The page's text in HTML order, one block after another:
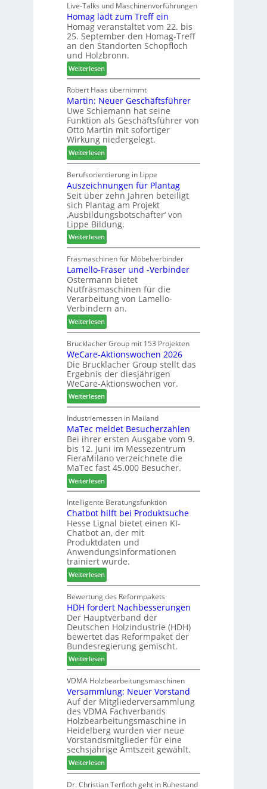
e
n
a
u
s
f
ü
r
W
e
m
h
n
e
r
c
h
e
n
s
t
a
u
r
a
u
m
-
S
o
r
t
i
m
e
n
t
Live-Talks und Maschinenvorführungen
Homag lädt zum Treff ein
Homag veranstaltet vom 22. bis
25. September den Homag-Treff
an den Standorten Schopfloch
und Holzbronn.
Weiterlesen:
H
o
m
a
g
l
ä
d
t
z
u
m
T
r
e
f
f
e
i
n
Robert Haas übernimmt
Martin: Neuer Geschäftsführer
Uwe Schiemann hat seine
Funktion als Geschäftsführer von
Otto Martin mit sofortiger
Wirkung niedergelegt.
Weiterlesen:
M
a
r
t
i
n
:
N
e
u
e
r
G
e
s
c
h
ä
f
t
s
f
ü
h
r
e
r
Berufsorientierung in Lippe
Auszeichnungen für Plantag
Seit über zehn Jahren beteiligt
sich Plantag am Projekt
‚Ausbildungsbotschafter‘ von
Lippe Bildung.
Weiterlesen:
A
u
s
z
e
i
c
h
n
u
n
g
e
n
f
ü
r
P
l
a
n
t
a
g
Fräsmaschinen für Möbelverbinder
Lamello-Fräser und -Verbinder
Ostermann bietet
Nutfräsmaschinen für die
Verarbeitung von Lamello-
Verbindern an.
Weiterlesen:
L
a
m
e
l
l
o
-
F
r
ä
s
e
r
u
n
d
-
V
e
r
b
i
n
e
r
Brucklacher Group mit 153 Projekten
WeCare-Aktionswochen 2026
Die Brucklacher Group stellt das
Ergebnis der diesjährigen
WeCare-Aktionswochen vor.
Weiterlesen:
W
e
C
a
r
e
-
A
k
t
i
o
n
s
w
o
c
h
e
n
2
0
2
6
Industriemessen in Mailand
MaTec meldet Besucherzahlen
Bei ihrer ersten Ausgabe vom 9.
bis 12. Juni im Messezentrum
FieraMilano verzeichnete die
MaTec fast 45.000 Besucher.
Weiterlesen:
M
a
T
e
c
m
e
l
d
e
t
B
e
s
u
c
h
e
r
z
a
h
l
e
n
Intelligente Beratungsfunktion
Chatbot hilft bei Produktsuche
Hesse Lignal bietet einen KI-
Chatbot an, der mit
Produktdaten und
Anwendungsinformationen
trainiert wurde.
Weiterlesen:
C
h
a
t
b
o
t
h
i
l
t
b
e
i
P
r
o
Bewertung des Reformpakets
HDH fordert Nachbesserungen
Der Hauptverband der
Deutschen Holzindustrie (HDH)
bewertet das Reformpaket der
Bundesregierung gemischt.
Weiterlesen:
H
D
H
f
o
r
d
e
r
t
N
a
VDMA Holzbearbeitungsmaschinen
Versammlung: Neuer Vorstand
Auf der Mitgliederversammlung
des VDMA Fachverbands
Holzbearbeitungsmaschine in
Heidelberg wurden vier neue
Vorstandsmitglieder für eine
sechsjährige Amtszeit gewählt.
Weiterlesen:
V
e
Dr. Christian Terfloth geht in Ruhestand